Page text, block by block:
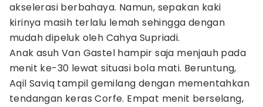
akselerasi berbahaya. Namun, sepakan kaki
kirinya masih terlalu lemah sehingga dengan
mudah dipeluk oleh Cahya Supriadi.
​Anak asuh Van Gastel hampir saja menjauh pada
menit ke-30 lewat situasi bola mati. Beruntung,
Aqil Saviq tampil gemilang dengan mementahkan
tendangan keras Corfe. Empat menit berselang,